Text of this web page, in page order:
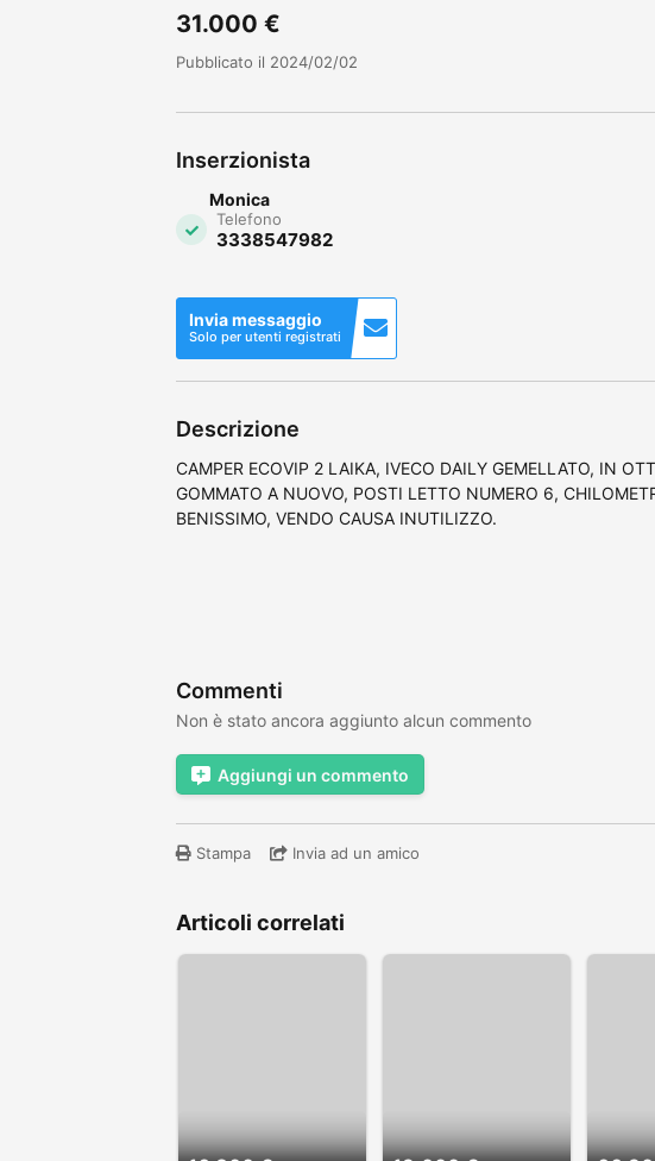
31.000 €
Pubblicato il 2024/02/02
Inserzionista
Monica
Telefono
3338547982
Invia messaggio
Solo per utenti registrati
Descrizione
CAMPER ECOVIP 2 LAIKA, IVECO DAILY GEMELLATO, IN
GOMMATO A NUOVO, POSTI LETTO NUMERO 6,
BENISSIMO, VENDO CAUSA INUTILIZZO.
Commenti
Non è stato ancora aggiunto alcun commento
Aggiungi un commento
Stampa Invia ad un amico
Articoli correlati